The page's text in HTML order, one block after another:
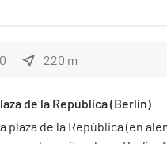
la entrada a la
0 near_me 220 m
de la República (Berlín)
plaza de la República (en